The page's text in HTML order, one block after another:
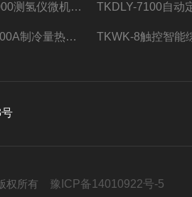
TKCH-3000测氢仪微机氢元素测定煤质检测
TKZD-7000A制冷量热仪自动升降热值仪煤质检测
权所有 豫ICP备14010922号-5